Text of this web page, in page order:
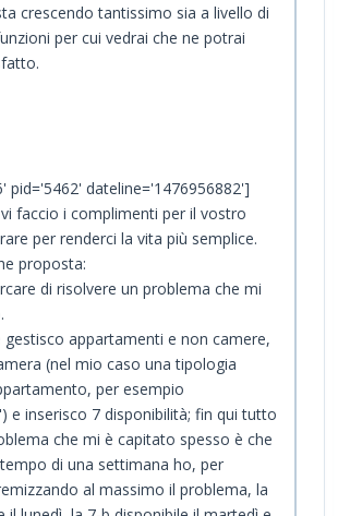
crescendo tantissimo sia a livello di
per cui vedrai che ne potrai
pid='5462' dateline='1476956882']
faccio i complimenti per il vostro
per renderci la vita più semplice.
proposta:
di risolvere un problema che mi
appartamenti e non camere,
(nel mio caso una tipologia
per esempio
e inserisco 7 disponibilità; fin qui tutto
che mi è capitato spesso è che
di una settimana ho, per
al massimo il problema, la